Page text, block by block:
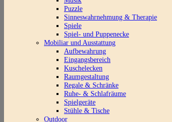
Puzzle
Sinneswahrnehmung & Therapie
Spiele
Spiel- und Puppenecke
Mobiliar und Ausstattung
Aufbewahrung
Eingangsbereich
Kuschelecken
Raumgestaltung
Regale & Schränke
Ruhe- & Schlafräume
Spielgeräte
Stühle & Tische
Outdoor